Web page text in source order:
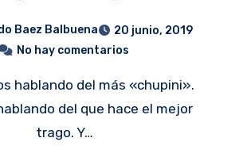
Baez Balbuena
20 junio, 2019
No hay comentarios
del que hace el mejor
trago. Y…